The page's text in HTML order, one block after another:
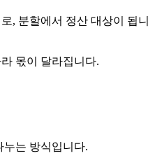
, 분할에서 정산 대상이 됩니
몫이 달라집니다.
는 방식입니다.